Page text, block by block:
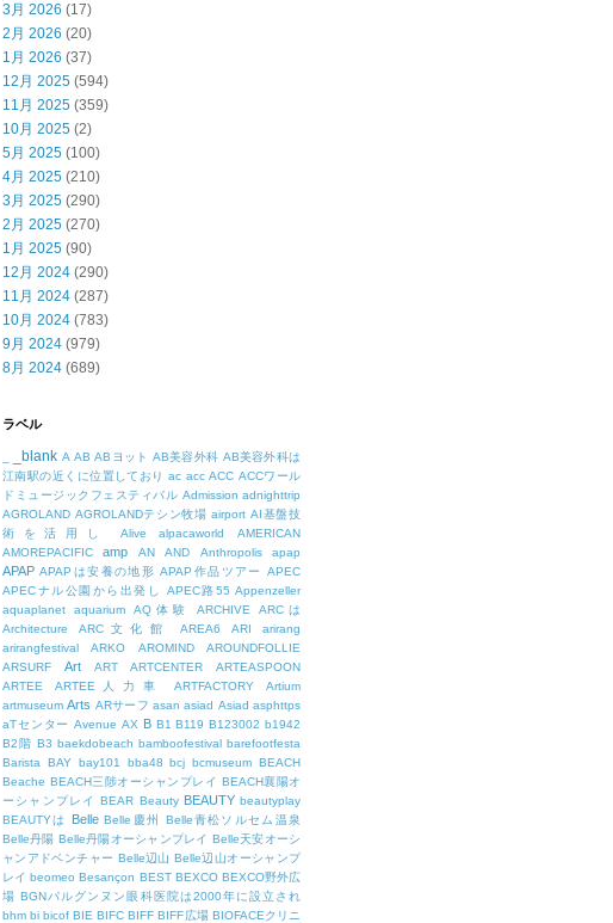
3月 2026 (17)
2月 2026 (20)
1月 2026 (37)
12月 2025 (594)
11月 2025 (359)
10月 2025 (2)
5月 2025 (100)
4月 2025 (210)
3月 2025 (290)
2月 2025 (270)
1月 2025 (90)
12月 2024 (290)
11月 2024 (287)
10月 2024 (783)
9月 2024 (979)
8月 2024 (689)
ラベル
_blank A AB ABヨット AB美容外科 AB美容外科は
江南駅の近くに位置しており ac acc ACC ACCワール
ドミュージックフェスティバル Admission adnighttrip
AGROLAND AGROLANDテシン牧場 airport AI基盤技
術を活用し
Alive alpacaworld
AMERICAN
AMOREPACIFIC
amp AN AND Anthropolis apap
APAP APAPは安養の地形 APAP作品ツアー
APEC
APECナル公園から出発し
APEC路55 Appenzeller
aquaplanet
aquarium AQ体験 ARCHIVE
ARCは
Architecture
ARC文化館 AREA6 ARI
arirang
arirangfestival
ARKO AROMIND
AROUNDFOLLIE
ARSURF
Art ART ARTCENTER
ARTEASPOON
ARTEE
ARTEE人力車 ARTFACTORY
Artium
artmuseum Arts ARサーフ asan asiad Asiad asphttps
aTセンター Avenue AX B B1 B119 B123002 b1942
B2階 B3 baekdobeach bamboofestival barefootfesta
Barista
BAY bay101 bba48 bcj bcmuseum BEACH
Beache BEACH三陟オーシャンプレイ BEACH襄陽オ
ーシャンプレイ
BEAR Beauty BEAUTY beautyplay
BEAUTYは
Belle Belle慶州
Belle青松ソルセム温泉
Belle丹陽 Belle丹陽オーシャンプレイ Belle天安オーシ
ャンアドベンチャー Belle辺山 Belle辺山オーシャンプ
レイ beomeo Besançon BEST BEXCO BEXCO野外広
場 BGNパルグンヌン眼科医院は2000年に設立され
bhm bi bicof BIE BIFC BIFF BIFF広場 BIOFACEクリニ